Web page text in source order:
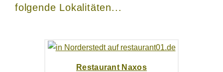
folgende Lokalitäten...
Restaurant Naxos